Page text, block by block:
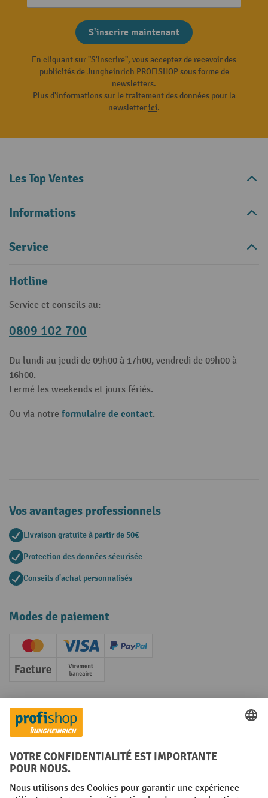
S'inscrire maintenant
En cliquant sur "S'inscrire", vous acceptez de recevoir des
publicités de Jungheinrich PROFISHOP sous forme de
newsletters.
Plus d'informations sur le traitement des données pour la
newsletterici.
Les Top Ventes
Informations
Service
Hotline
Service et conseils au:
0809 102 700
Du lundi au jeudi de 09h00 à 17h00, vendredi de 09h00 à
16h00.
Fermé les weekends et jours fériés.
Ou via notre formulaire de contact.
Vos avantages professionnels
Livraison gratuite à partir de 50€
Protection des données sécurisée
Conseils d'achat personnalisés
Modes de paiement
Creditcard (Master)Creditcard (Visa)
PayPal
Facture Paiement anticipé
Réseaux sociaux
Facebook
YouTube
LinkedInInstagram